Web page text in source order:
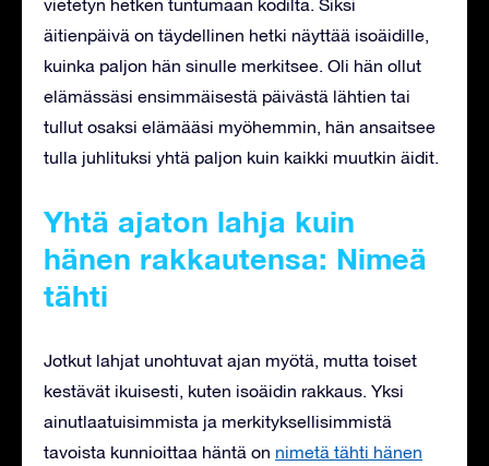
vietetyn hetken tuntumaan kodilta. Siksi
äitienpäivä on täydellinen hetki näyttää isoäidille,
kuinka paljon hän sinulle merkitsee. Oli hän ollut
elämässäsi ensimmäisestä päivästä lähtien tai
tullut osaksi elämääsi myöhemmin, hän ansaitsee
tulla juhlituksi yhtä paljon kuin kaikki muutkin äidit.
Yhtä ajaton lahja kuin
hänen rakkautensa: Nimeä
tähti
Jotkut lahjat unohtuvat ajan myötä, mutta toiset
kestävät ikuisesti, kuten isoäidin rakkaus. Yksi
ainutlaatuisimmista ja merkityksellisimmistä
tavoista kunnioittaa häntä on nimetä tähti hänen